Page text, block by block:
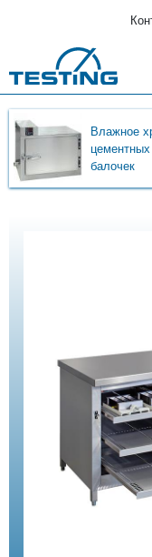
Влажное
цементных
балочек